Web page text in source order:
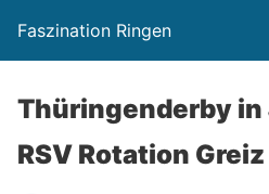
Faszination Ringen
Thüringenderby in
RSV Rotation Greiz